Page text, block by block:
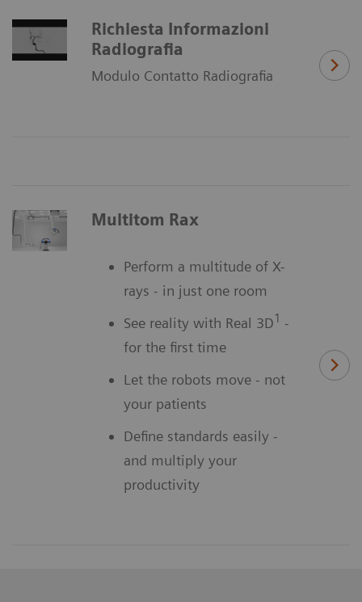
Richiesta Informazioni
Radiografia
Modulo Contatto Radiografia
Multitom Rax
Perform a multitude of X-
rays - in just one room
See reality with Real 3D1 -
for the first time
Let the robots move - not
your patients
Define standards easily -
and multiply your
productivity